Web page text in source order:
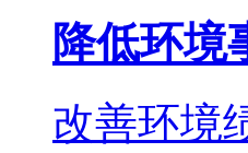
降低环境
改善环境